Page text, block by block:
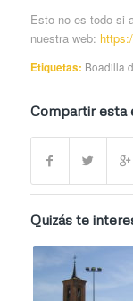
Esto no es todo si
nuestra web:
Etiquetas: Boadilla
Compartir esta
Quizás te